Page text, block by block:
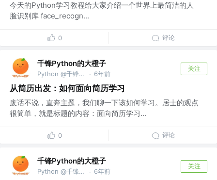
今天的Python学习教程给大家介绍一个世界上最简洁的人
脸识别库 face_recogn...
0 评论
千锋Python的大橙子
Python @千锋教育部 · 6年前
关注
从简历出发：如何面向简历学习
废话不说，直奔主题，我们聊一下该如何学习。居士的观点
很简单，就是标题的内容：面向简历学习...
0 评论
千锋Python的大橙子
Python @千锋教育部 · 6年前
关注